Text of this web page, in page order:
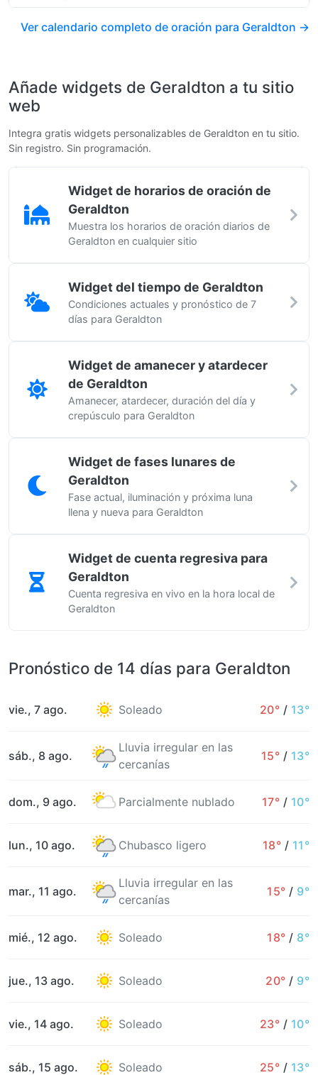
Ver calendario completo de oración para Geraldton →
Añade widgets de Geraldton a tu sitio
web
Integra gratis widgets personalizables de Geraldton en tu sitio.
Sin registro. Sin programación.
Widget de horarios de oración de
Geraldton
Muestra los horarios de oración diarios de
Geraldton en cualquier sitio
Widget del tiempo de Geraldton
Condiciones actuales y pronóstico de 7
días para Geraldton
Widget de amanecer y atardecer
de Geraldton
Amanecer, atardecer, duración del día y
crepúsculo para Geraldton
Widget de fases lunares de
Geraldton
Fase actual, iluminación y próxima luna
llena y nueva para Geraldton
Widget de cuenta regresiva para
Geraldton
Cuenta regresiva en vivo en la hora local de
Geraldton
Pronóstico de 14 días para Geraldton
vie., 7 ago. Soleado 20° / 13°
sáb., 8 ago.
Lluvia irregular en las
cercanías
15° / 13°
dom., 9 ago. Parcialmente nublado 17° / 10°
lun., 10 ago. Chubasco ligero 18° / 11°
mar., 11 ago.
Lluvia irregular en las
cercanías
15° / 9°
mié., 12 ago. Soleado 18° / 8°
jue., 13 ago. Soleado 20° / 9°
vie., 14 ago. Soleado 23° / 10°
sáb., 15 ago. Soleado 25° / 13°